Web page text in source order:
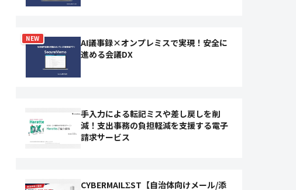
NEW
AI議事録×オンプレミスで実現！安全に
進める会議DX
手入力による転記ミスや差し戻しを削
減！支出事務の負担軽減を支援する電子
請求サービス
CYBERMAILΣST【自治体向けメール/添